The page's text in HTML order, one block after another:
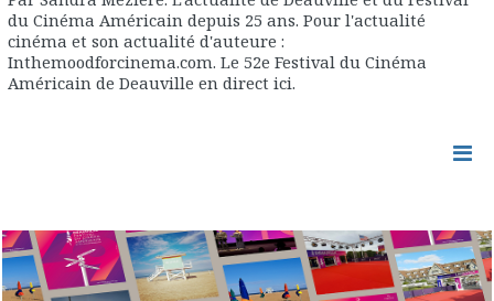
du Cinéma Américain depuis 25 ans. Pour l'actualité
cinéma et son actualité d'auteure :
Inthemoodforcinema.com. Le 52e Festival du Cinéma
Américain de Deauville en direct ici.